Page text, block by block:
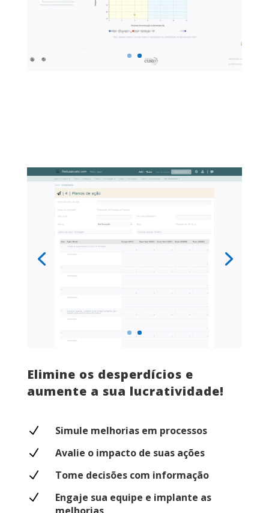
Elimine os desperdícios e
aumente a sua lucratividade!
N
Simule melhorias em processos
N
Avalie o impacto de suas ações
N
Tome decisões com informação
N
Engaje sua equipe e implante as